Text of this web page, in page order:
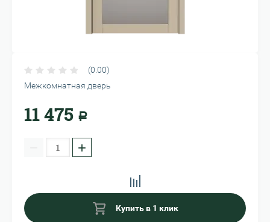
(0.00)
Межкомнатная дверь
11 475 Р
− +
Купить в 1 клик